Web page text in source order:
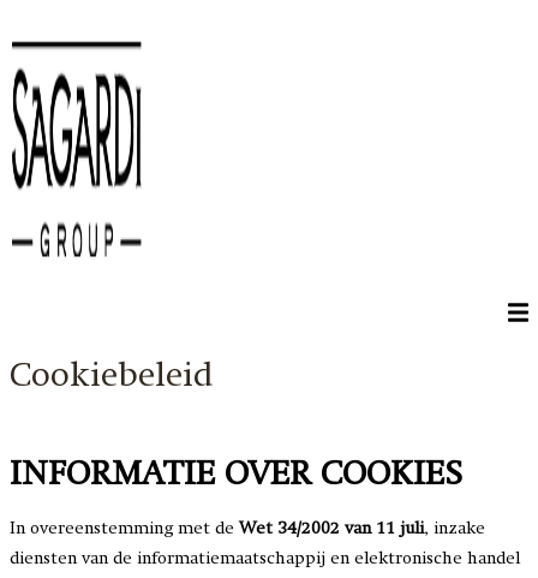
Cookiebeleid
INFORMATIE OVER COOKIES
In overeenstemming met de Wet 34/2002 van 11 juli, inzake
diensten van de informatiemaatschappij en elektronische handel